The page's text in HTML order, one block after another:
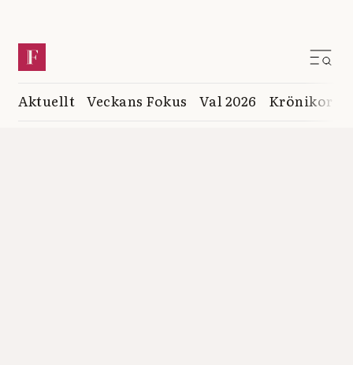
Aktuellt Veckans Fokus Val 2026 Krönikor